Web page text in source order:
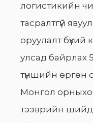
логистикийн
тасралтгүй
оруулалт
улсад байрлах
түншийн өргөн
Монгол
тээврийн